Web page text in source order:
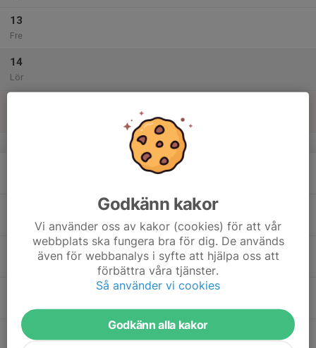
13
Fre
14
Lör
v.47
20
Godkänn kakor
Vi använder oss av kakor (cookies) för att vår
webbplats ska fungera bra för dig. De används
även för webbanalys i syfte att hjälpa oss att
förbättra våra tjänster.
Så använder vi cookies
Godkänn alla kakor